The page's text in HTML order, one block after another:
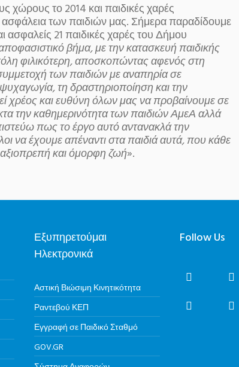
χώρους το 2014 και παιδικές χαρές
ασφάλεια των παιδιών μας. Σήμερα παραδίδουμε
21 παιδικές χαρές του Δήμου
βήμα, με την κατασκευή παιδικής
φιλικότερη, αποσκοπώντας αφενός στη
των παιδιών με αναπηρία σε
τη δραστηριοποίηση και την
χρέος και ευθύνη όλων μας να προβαίνουμε σε
την καθημερινότητα των παιδιών ΑμεΑ αλλά
πως το έργο αυτό αντανακλά την
να έχουμε απέναντι στα παιδιά αυτά, που κάθε
και όμορφη ζωή».
Εξυπηρετούμαι
Ηλεκτρονικά
Αστική Βιώσιμη Κινητικότητα
Ραντεβού ΚΕΠ
Εγγραφή σε Παιδικό Σταθμό
GOV.GR
Follow Us